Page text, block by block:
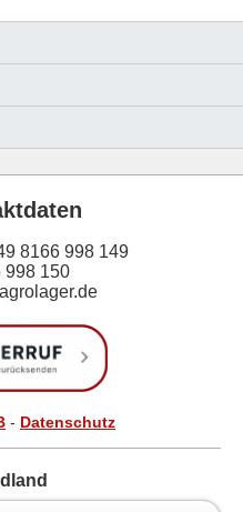
8166 998 149
998 150
- Datenschutz